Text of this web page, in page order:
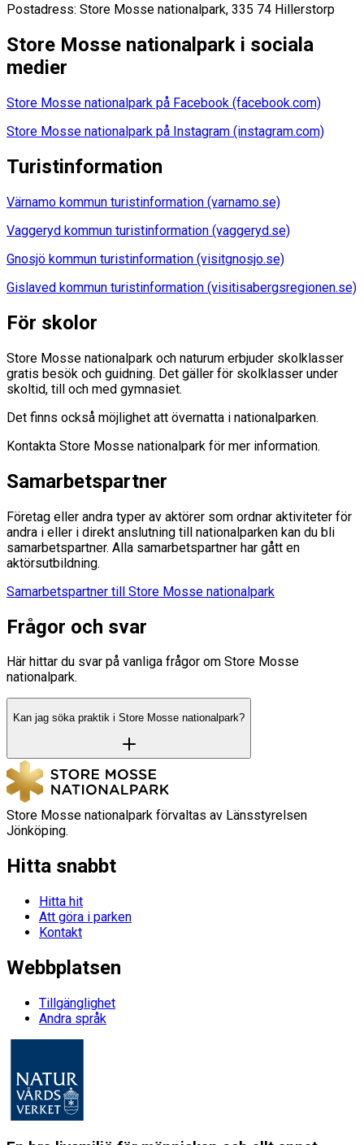
Postadress: Store Mosse nationalpark, 335 74 Hillerstorp
Store Mosse nationalpark i sociala
medier
Store Mosse nationalpark på Facebook (facebook.com)
Store Mosse nationalpark på Instagram (instagram.com)
Turistinformation
Värnamo kommun turistinformation (varnamo.se)
Vaggeryd kommun turistinformation (vaggeryd.se)
Gnosjö kommun turistinformation (visitgnosjo.se)
Gislaved kommun turistinformation (visitisabergsregionen.se)
För skolor
Store Mosse nationalpark och naturum erbjuder skolklasser
gratis besök och guidning. Det gäller för skolklasser under
skoltid, till och med gymnasiet.
Det finns också möjlighet att övernatta i nationalparken.
Kontakta Store Mosse nationalpark för mer information.
Samarbetspartner
Företag eller andra typer av aktörer som ordnar aktiviteter för
andra i eller i direkt anslutning till nationalparken kan du bli
samarbetspartner. Alla samarbetspartner har gått en
aktörsutbildning.
Samarbetspartner till Store Mosse nationalpark
Frågor och svar
Här hittar du svar på vanliga frågor om Store Mosse
nationalpark.
Kan jag söka praktik i Store Mosse nationalpark?
Store Mosse nationalpark förvaltas av Länsstyrelsen
Jönköping.
Hitta snabbt
Hitta hit
Att göra i parken
Kontakt
Webbplatsen
Tillgänglighet
Andra språk